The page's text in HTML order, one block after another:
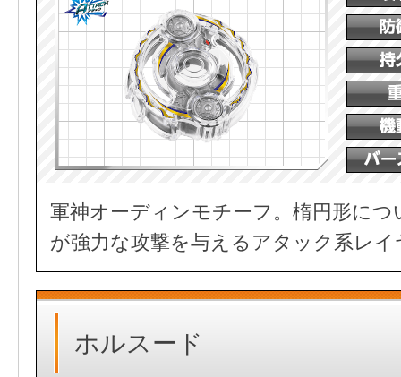
軍神オーディンモチーフ。楕円形に
が強力な攻撃を与えるアタック系レイ
ホルスード